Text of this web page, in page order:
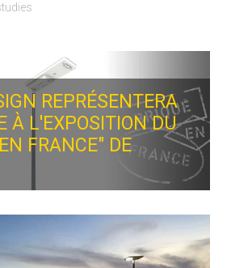
REPRÉSENTERA
À L'EXPOSITION DU
FRANCE" DE